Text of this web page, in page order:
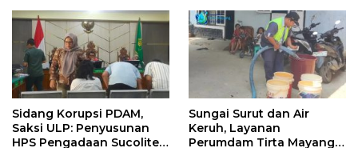
Sidang Korupsi PDAM,
Saksi ULP: Penyusunan
HPS Pengadaan Sucolite
Sungai Surut dan Air
Keruh, Layanan
Perumdam Tirta Mayang